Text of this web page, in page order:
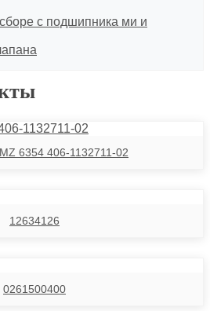
с подшипника ми и
6354 406-1132711-02
12634126
0261500400